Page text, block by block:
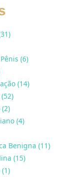
(6)
(14)
(4)
Benigna (11)
(15)